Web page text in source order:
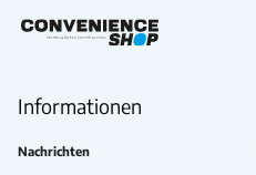
Informationen
Nachrichten